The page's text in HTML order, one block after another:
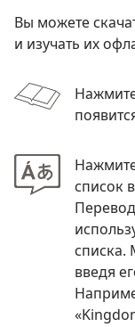
Вы можете
и изучать их
список
списка.
введя